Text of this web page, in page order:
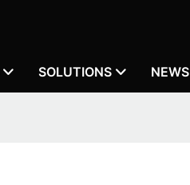
SOLUTIONS NEWS